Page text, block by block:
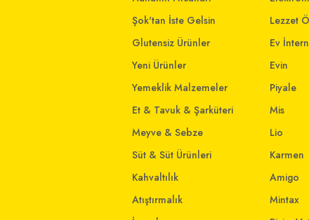
Şok'tan İste Gelsin
Glutensiz Ürünler
Yeni Ürünler
Yemeklik Malzemeler
Et & Tavuk & Şarküteri
Meyve & Sebze
Süt & Süt Ürünleri
Kahvaltılık
Atıştırmalık
Lezzet
Ev
Evin
Piyale
Mis
Lio
Karmen
Amigo
Mintax